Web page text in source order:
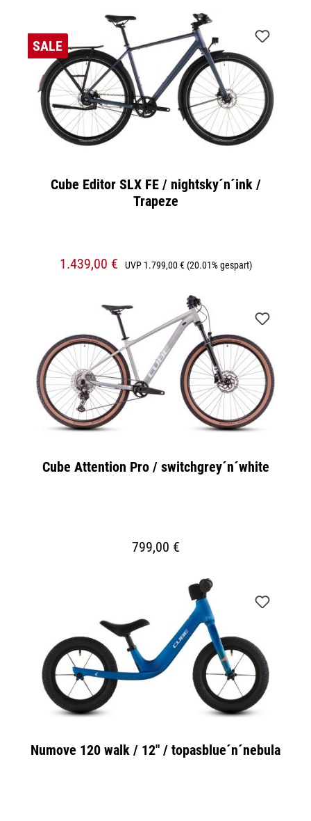
SALE
Cube Editor SLX FE / nightsky´n´ink /
Trapeze
1.439,00 € UVP 1.799,00 € (20.01% gespart)
Cube Attention Pro / switchgrey´n´white
799,00 €
Numove 120 walk / 12" / topasblue´n´nebula